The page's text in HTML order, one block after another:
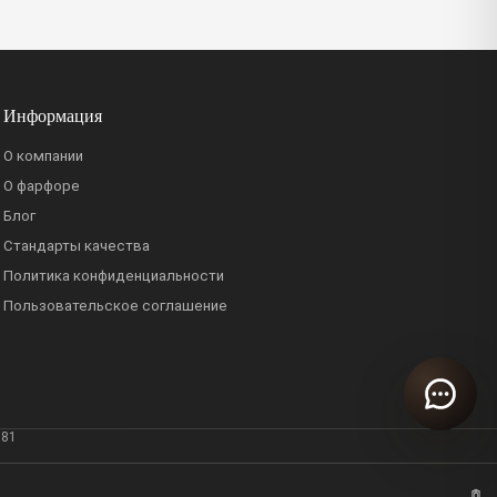
Информация
О компании
О фарфоре
Блог
Стандарты качества
Политика конфиденциальности
Пользовательское соглашение